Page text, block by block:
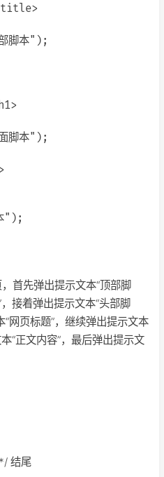
脚本");
脚本");
");
首先弹出提示文本“顶部脚
接着弹出提示文本“头部脚
网页标题”，继续弹出提示文本
“正文内容”，最后弹出提示文
结尾